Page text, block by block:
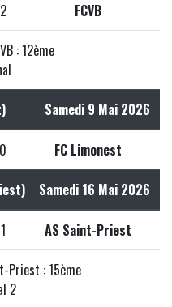
2 FCVB
: 12ème
Samedi 9 Mai 2026
0 FC Limonest
Samedi 16 Mai 2026
1 AS Saint-Priest
Priest : 15ème
2